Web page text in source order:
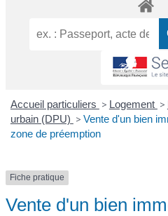
Accueil particuliers > Logement >
urbain (DPU) > Vente d'un bien
zone de préemption
Fiche pratique
Vente d'un bien